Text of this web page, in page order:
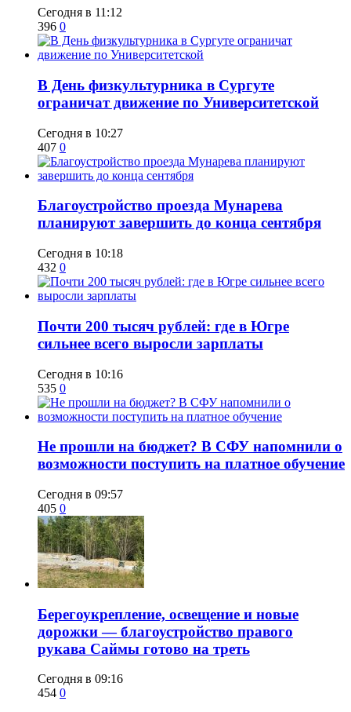
Сегодня в 11:12
396 0
​В День физкультурника в Сургуте
ограничат движение по Университетской
Сегодня в 10:27
407 0
Благоустройство проезда Мунарева
планируют завершить до конца сентября
Сегодня в 10:18
432 0
​Почти 200 тысяч рублей: где в Югре
сильнее всего выросли зарплаты
Сегодня в 10:16
535 0
Не прошли на бюджет? В СФУ напомнили о
возможности поступить на платное обучение
Сегодня в 09:57
405 0
Берегоукрепление, освещение и новые
дорожки — благоустройство правого
рукава Саймы готово на треть
Сегодня в 09:16
454 0